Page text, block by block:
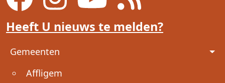
Heeft U nieuws te melden?
Voet
Gemeenten
Affligem